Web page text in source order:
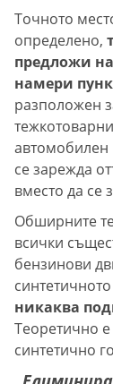
Точното
определено,
предложи
намери
разположен
автомобилен
се зарежда
вместо да се
Обширните
всички
бензинови
никаква
Теоретично
синтетично